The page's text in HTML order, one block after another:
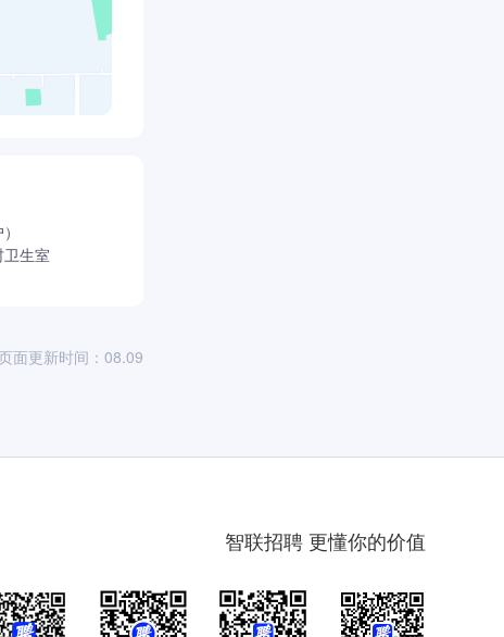
生室
面更新时间：08.09
智联招聘 更懂你的价值